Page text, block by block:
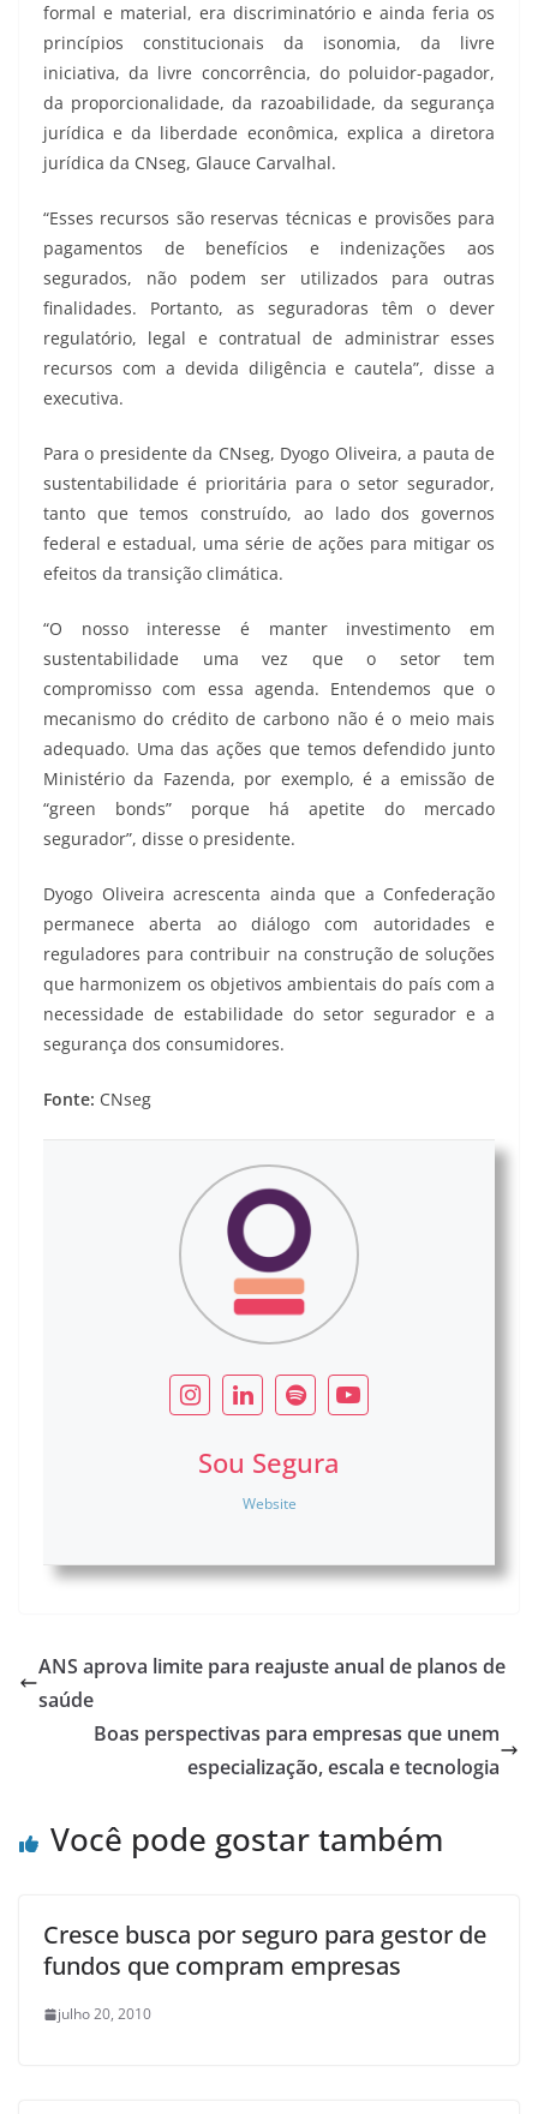
formal e material, era discriminatório e ainda feria os
princípios constitucionais da isonomia, da livre
iniciativa, da livre concorrência, do poluidor-pagador,
da proporcionalidade, da razoabilidade, da segurança
jurídica e da liberdade econômica, explica a diretora
jurídica da CNseg, Glauce Carvalhal.
“Esses recursos são reservas técnicas e provisões para
pagamentos de benefícios e indenizações aos
segurados, não podem ser utilizados para outras
finalidades. Portanto, as seguradoras têm o dever
regulatório, legal e contratual de administrar esses
recursos com a devida diligência e cautela”, disse a
executiva.
Para o presidente da CNseg, Dyogo Oliveira, a pauta de
sustentabilidade é prioritária para o setor segurador,
tanto que temos construído, ao lado dos governos
federal e estadual, uma série de ações para mitigar os
efeitos da transição climática.
“O nosso interesse é manter investimento em
sustentabilidade uma vez que o setor tem
compromisso com essa agenda. Entendemos que o
mecanismo do crédito de carbono não é o meio mais
adequado. Uma das ações que temos defendido junto
Ministério da Fazenda, por exemplo, é a emissão de
“green bonds” porque há apetite do mercado
segurador”, disse o presidente.
Dyogo Oliveira acrescenta ainda que a Confederação
permanece aberta ao diálogo com autoridades e
reguladores para contribuir na construção de soluções
que harmonizem os objetivos ambientais do país com a
necessidade de estabilidade do setor segurador e a
segurança dos consumidores.
Fonte: CNseg
Sou Segura
Website
ANS aprova limite para reajuste anual de planos de
saúde
Boas perspectivas para empresas que unem
especialização, escala e tecnologia
Você pode gostar também
Cresce busca por seguro para gestor de
fundos que compram empresas
julho 20, 2010